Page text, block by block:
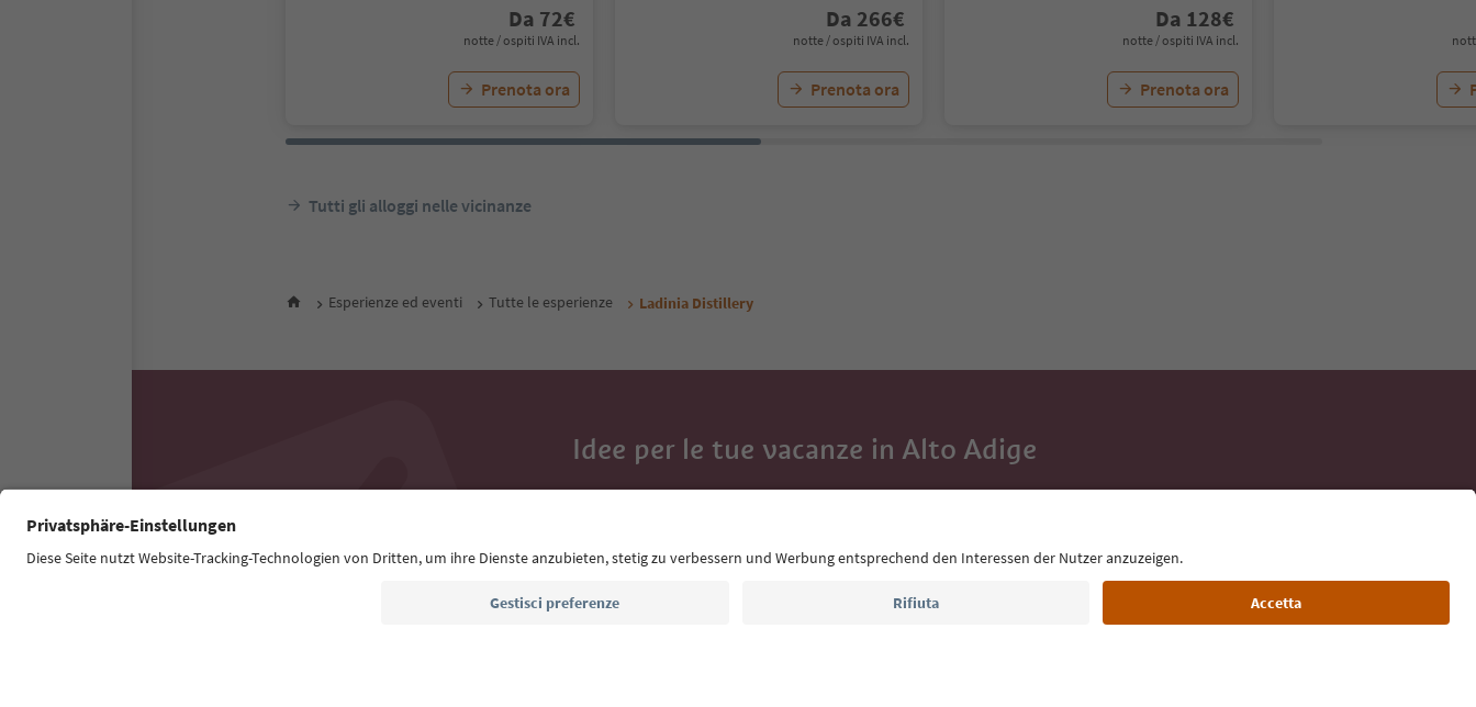
Da 72€
notte / ospiti IVA incl.
Prenota ora
Da 266€
notte / ospiti IVA incl.
Prenota ora
Da 128€
notte / ospiti IVA incl.
Prenota ora
Tutti gli alloggi nelle vicinanze
Esperienze ed eventi Tutte le esperienze Ladinia Distillery
Idee per le tue vacanze in Alto Adige
Con la newsletter dell’Alto Adige ricevi consigli per le tue vacanze,
Indirizzo e-mail*